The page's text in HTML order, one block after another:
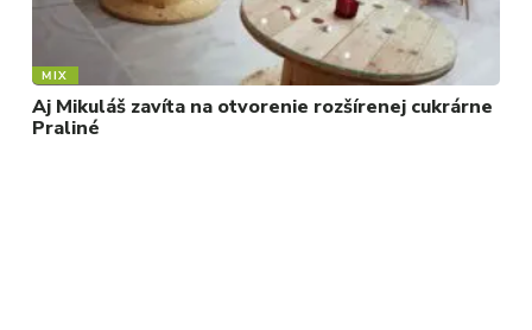
MIX
Aj Mikuláš zavíta na otvorenie rozšírenej cukrárne
Praliné